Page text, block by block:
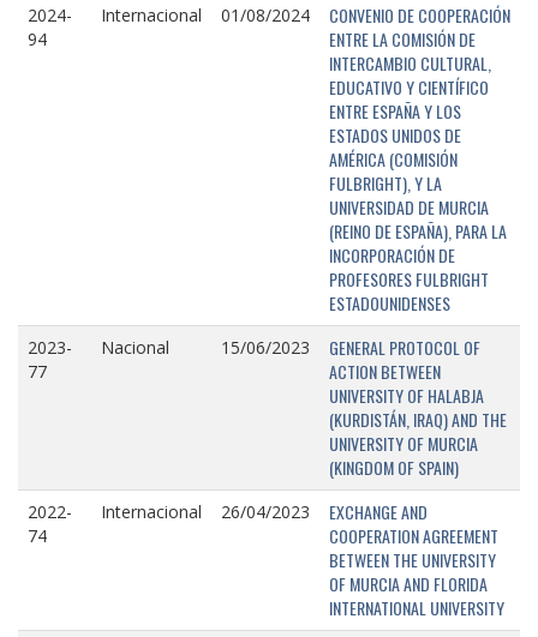
2024-
94
Internacional 01/08/2024
CONVENIO DE COOPERACIÓN
ENTRE LA COMISIÓN DE
INTERCAMBIO CULTURAL,
EDUCATIVO Y CIENTÍFICO
ENTRE ESPAÑA Y LOS
ESTADOS UNIDOS DE
AMÉRICA (COMISIÓN
FULBRIGHT), Y LA
UNIVERSIDAD DE MURCIA
(REINO DE ESPAÑA), PARA LA
INCORPORACIÓN DE
PROFESORES FULBRIGHT
ESTADOUNIDENSES
2023-
77
Nacional 15/06/2023
GENERAL PROTOCOL OF
ACTION BETWEEN
UNIVERSITY OF HALABJA
(KURDISTÁN, IRAQ) AND THE
UNIVERSITY OF MURCIA
(KINGDOM OF SPAIN)
2022-
74
Internacional 26/04/2023
EXCHANGE AND
COOPERATION AGREEMENT
BETWEEN THE UNIVERSITY
OF MURCIA AND FLORIDA
INTERNATIONAL UNIVERSITY